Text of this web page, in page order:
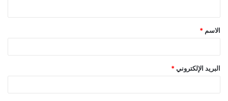
ق
*
الاسم *
البريد الإلكتروني *